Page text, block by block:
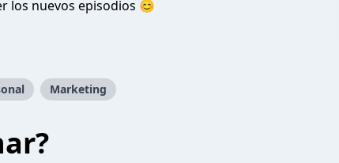
los nuevos episodios 😊
Marketing